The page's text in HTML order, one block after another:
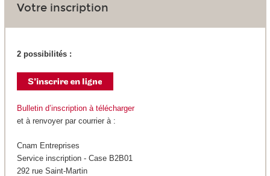
Votre inscription
2 possibilités :
Bulletin d’inscription à télécharger
et à renvoyer par courrier à :
Cnam Entreprises
Service inscription - Case B2B01
292 rue Saint-Martin